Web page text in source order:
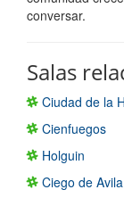
conversar.
Salas
Ciudad de la
Cienfuegos
Holguin
Ciego de Avila